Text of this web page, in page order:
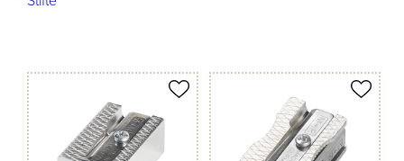
merken Produkt merken